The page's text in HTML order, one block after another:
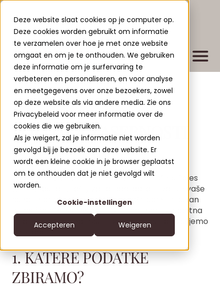
Deze website slaat cookies op je computer op.
Deze cookies worden gebruikt om informatie
te verzamelen over hoe je met onze website
omgaat en om je te onthouden. We gebruiken
deze informatie om je surfervaring te
verbeteren en personaliseren, en voor analyse
en meetgegevens over onze bezoekers, zowel
op deze website als via andere media. Zie ons
Privacybeleid voor meer informatie over de
cookies die we gebruiken.
Als je weigert, zal je informatie niet worden
gevolgd bij je bezoek aan deze website. Er
wordt een kleine cookie in je browser geplaatst
om te onthouden dat je niet gevolgd wilt
worden.
Cookie-instellingen
Accepteren Weigeren
Bydlisko
Nové stavebné projekty
Existujúce projekty
Leisure Lodges Jenig
Relax Residences Rattendorf
Active Apartments Sonnleitn
Nature Chalets Obermöschach
Clofers Valvora
Viac o Clofers
Kto sme
Kontakt
SL
EN
NL
clofers.com
Bel +31 6 22805996
office@clofers.com
POLITIKA ZASEBNOSTI
Datum veljavnosti:08.04.2025
Ta politika zasebnosti opisuje, kako Clofers Sales
(„mi“, „nas“ ali „naš“) zbira, uporablja in varuje vaše
osebne podatke, ko obiščete našo spletno stran
(v nadaljevanju „spletna
stran“). Vaši zasebnosti in preglednosti pripisujemo
velik pomen.
1. KATERE PODATKE
ZBIRAMO?